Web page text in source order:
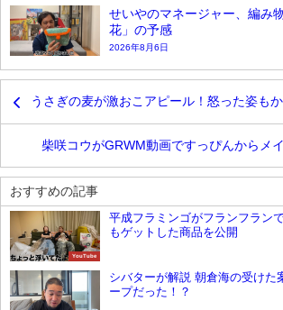
せいやのマネージャー、編み
花」の予感
2026年8月6日
うさぎの麦が激おこアピール！怒った姿も
柴咲コウがGRWM動画ですっぴんからメ
おすすめの記事
YouTube
平成フラミンゴがフランフラン
もゲットした商品を公開
シバターが解説 朝倉海の受けた
ープだった！？